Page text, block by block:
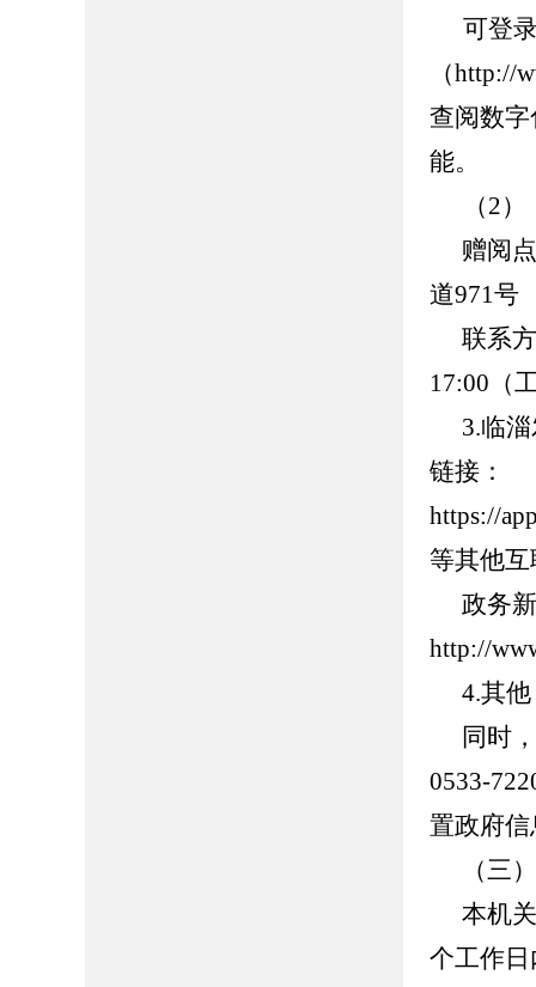
可登
（http://
查阅数
能。
（2
赠阅
道971号
联系
17:00 （
3.临
链接：
https://
等其他
政务
http://
4.其
同时
0533-
置政府
（三
本机
个工作